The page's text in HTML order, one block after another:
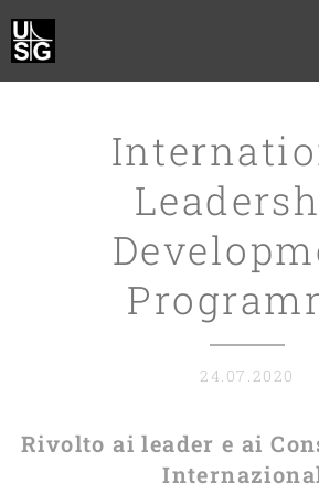
24.07.2020
Rivolto ai leader e ai